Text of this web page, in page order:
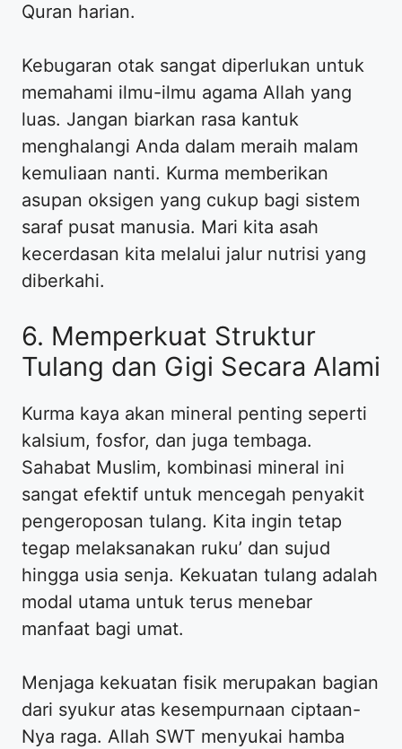
Quran harian.
Kebugaran otak sangat diperlukan untuk
memahami ilmu-ilmu agama Allah yang
luas. Jangan biarkan rasa kantuk
menghalangi Anda dalam meraih malam
kemuliaan nanti. Kurma memberikan
asupan oksigen yang cukup bagi sistem
saraf pusat manusia. Mari kita asah
kecerdasan kita melalui jalur nutrisi yang
diberkahi.
6. Memperkuat Struktur
Tulang dan Gigi Secara Alami
Kurma kaya akan mineral penting seperti
kalsium, fosfor, dan juga tembaga.
Sahabat Muslim, kombinasi mineral ini
sangat efektif untuk mencegah penyakit
pengeroposan tulang. Kita ingin tetap
tegap melaksanakan ruku’ dan sujud
hingga usia senja. Kekuatan tulang adalah
modal utama untuk terus menebar
manfaat bagi umat.
Menjaga kekuatan fisik merupakan bagian
dari syukur atas kesempurnaan ciptaan-
Nya raga. Allah SWT menyukai hamba